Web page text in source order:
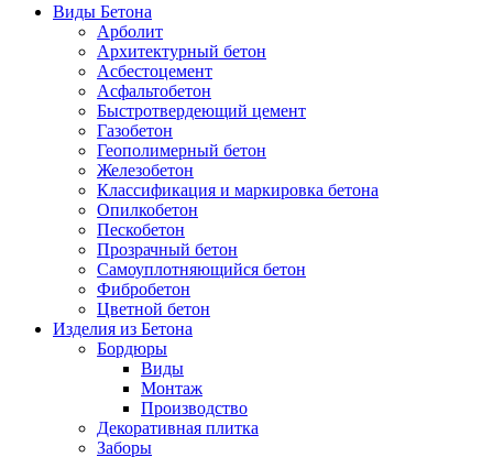
Виды Бетона
Арболит
Архитектурный бетон
Асбестоцемент
Асфальтобетон
Быстротвердеющий цемент
Газобетон
Геополимерный бетон
Железобетон
Классификация и маркировка бетона
Опилкобетон
Пескобетон
Прозрачный бетон
Самоуплотняющийся бетон
Фибробетон
Цветной бетон
Изделия из Бетона
Бордюры
Виды
Монтаж
Производство
Декоративная плитка
Заборы